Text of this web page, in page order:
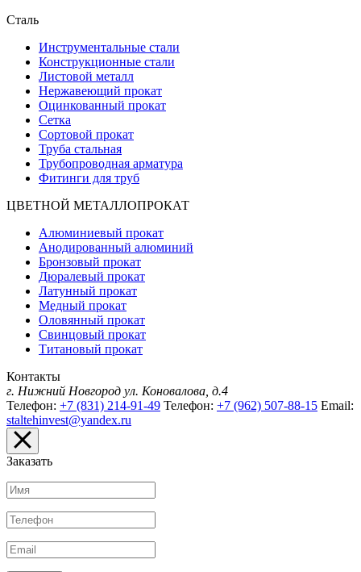
Сталь
Инструментальные стали
Конструкционные стали
Листовой металл
Нержавеющий прокат
Оцинкованный прокат
Сетка
Сортовой прокат
Труба стальная
Трубопроводная арматура
Фитинги для труб
ЦВЕТНОЙ МЕТАЛЛОПРОКАТ
Алюминиевый прокат
Анодированный алюминий
Бронзовый прокат
Дюралевый прокат
Латунный прокат
Медный прокат
Оловянный прокат
Свинцовый прокат
Титановый прокат
Контакты
г. Нижний Новгород ул. Коновалова, д.4
Телефон: +7 (831) 214-91-49 Телефон: +7 (962) 507-88-15 Email:
staltehinvest@yandex.ru
Заказать